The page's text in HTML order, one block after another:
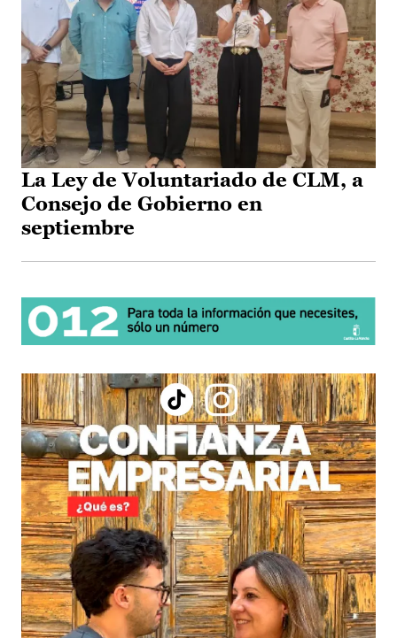
La Ley de Voluntariado de CLM, a
Consejo de Gobierno en
septiembre